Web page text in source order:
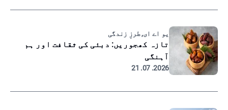
یو اے ای, طرزِ زندگی
تازہ کھجوریں: دبئی کی ثقافت اور ہم
آہنگی
2026. 07. 21